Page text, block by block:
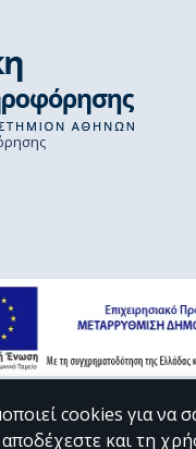
cookies για να
και τη